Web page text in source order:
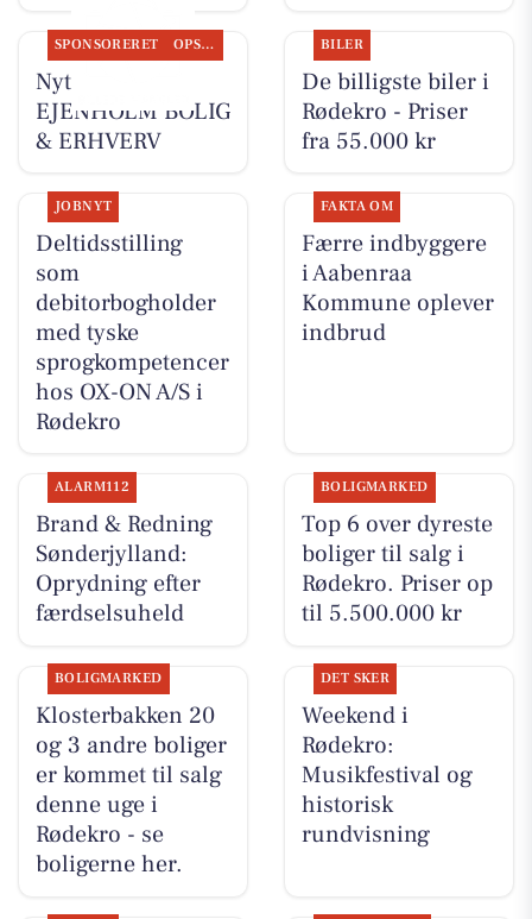
SPONSORERET OPSLAGSTAVLEN
Nyt fra
EJENHOLM BOLIG
& ERHVERV
BILER
De billigste biler i
Rødekro - Priser
fra 55.000 kr
JOBNYT
Deltidsstilling
som
debitorbogholder
med tyske
sprogkompetencer
hos OX-ON A/S i
Rødekro
FAKTA OM
Færre indbyggere
i Aabenraa
Kommune oplever
indbrud
ALARM112
Brand & Redning
Sønderjylland:
Oprydning efter
færdselsuheld
BOLIGMARKED
Top 6 over dyreste
boliger til salg i
Rødekro. Priser op
til 5.500.000 kr
BOLIGMARKED
Klosterbakken 20
og 3 andre boliger
er kommet til salg
denne uge i
Rødekro - se
boligerne her.
DET SKER
Weekend i
Rødekro:
Musikfestival og
historisk
rundvisning